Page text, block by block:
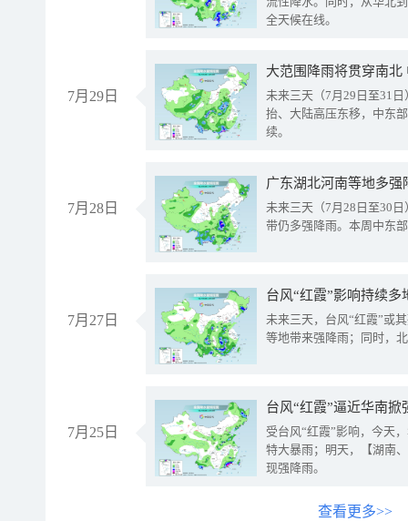
全天候在线。
7月29日
大范围降雨将贯穿南
未来三天（7月29日至31
抬、大陆高压东移，中东
续。
7月28日
广东湖北河南等地多
未来三天（7月28日至30
带仍多强降雨。本周中东
7月27日
台风“红霞”影响持续
未来三天，台风“红霞”或
等地带来强降雨；同时，
7月25日
台风“红霞”逼近华南
受台风“红霞”影响，今天
特大暴雨；明天，【湖南
现强降雨。
查看更多>>